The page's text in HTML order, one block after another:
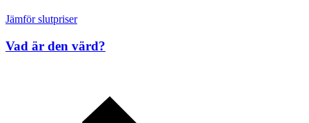
Jämför slutpriser
Vad är den värd?